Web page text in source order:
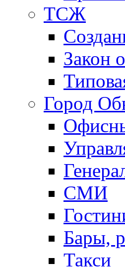
ТСЖ
Закон
Город
СМИ
Бары,
Такси